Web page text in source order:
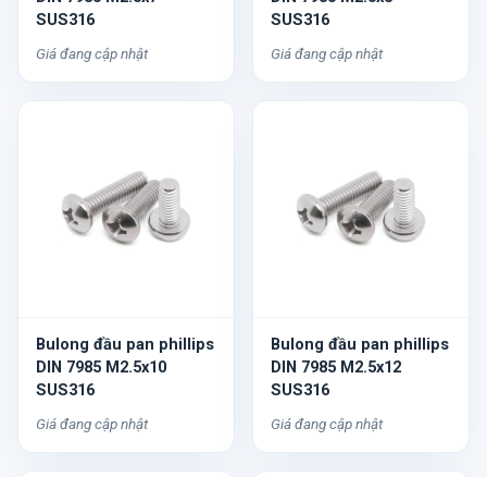
SUS316
Giá đang cập nhật
SUS316
Giá đang cập nhật
Bulong đầu pan phillips
DIN 7985 M2.5x10
SUS316
Giá đang cập nhật
Bulong đầu pan phillips
DIN 7985 M2.5x12
SUS316
Giá đang cập nhật